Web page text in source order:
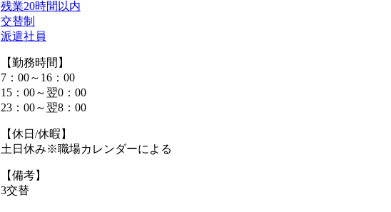
残業20時間以内
交替制
派遣社員
【勤務時間】
7：00～16：00
15：00～翌0：00
23：00～翌8：00
【休日/休暇】
土日休み※職場カレンダーによる
【備考】
3交替